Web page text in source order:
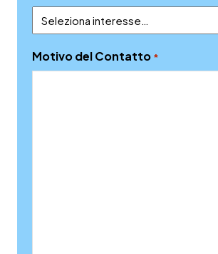
Motivo del Contatto *